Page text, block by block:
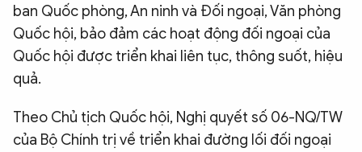
ban Quốc phòng, An ninh và Đối ngoại, Văn phòng
Quốc hội, bảo đảm các hoạt động đối ngoại của
Quốc hội được triển khai liên tục, thông suốt, hiệu
quả.
Theo Chủ tịch Quốc hội, Nghị quyết số 06-NQ/TW
của Bộ Chính trị về triển khai đường lối đối ngoại